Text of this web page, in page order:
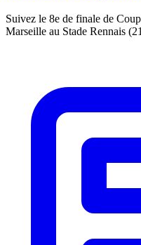
Suivez le 8e de finale de
Marseille au Stade Rennais